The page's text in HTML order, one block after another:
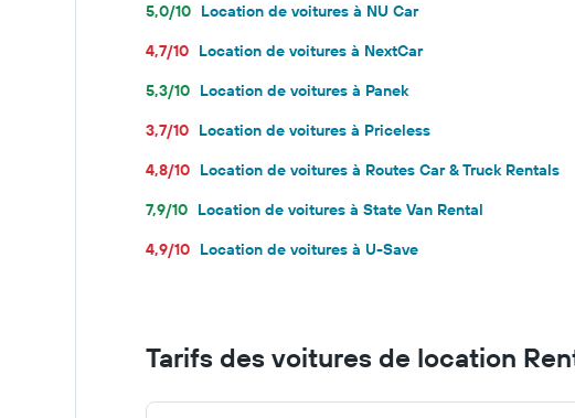
5,0/10 Location de voitures à NU Car
4,7/10 Location de voitures à NextCar
5,3/10 Location de voitures à Panek
3,7/10 Location de voitures à Priceless
4,8/10 Location de voitures à Routes Car & Truck Rentals
7,9/10 Location de voitures à State Van Rental
4,9/10 Location de voitures à U-Save
Tarifs des voitures de location